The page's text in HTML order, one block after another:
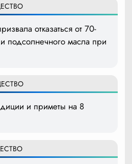
отказаться от 70-
подсолнечного масла при
и приметы на 8